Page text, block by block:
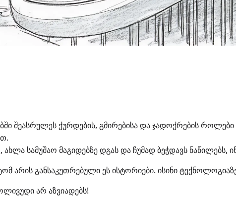
შეასრულეს ქურდების, გმირებისა და ჯადოქრების
სამუშაო მაგიდებზე დგას და ჩუმად ბეჭდავს ნაწილებს,
არის განსაკუთრებული ეს ისტორიები. ისინი ტექნოლოგიაზე
არ აზვიადებს!